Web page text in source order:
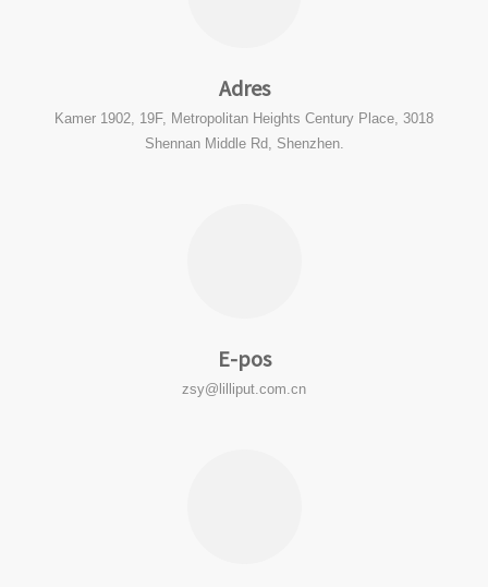
Adres
Kamer 1902, 19F, Metropolitan Heights Century Place, 3018
Shennan Middle Rd, Shenzhen.
E-pos
zsy@lilliput.com.cn